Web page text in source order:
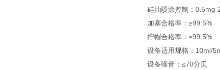
硅油喷涂控制：
加塞合格率：≥99.5%
拧帽合格率：≥99.5%
设备适用规格：10ml/
设备噪音：≤70分贝